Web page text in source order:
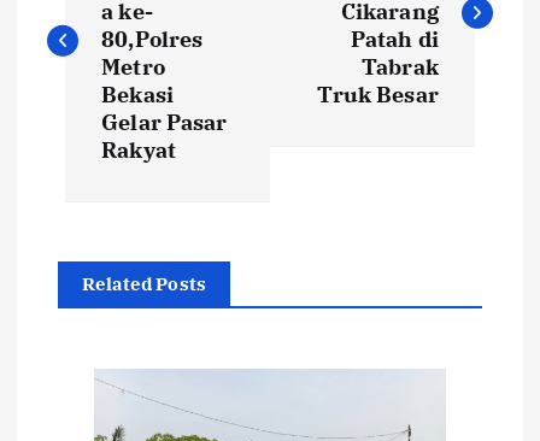
v
s
a ke-
80,Polres
Metro
Bekasi
Gelar Pasar
Rakyat
Cikarang
Patah di
Tabrak
Truk Besar
Related Posts